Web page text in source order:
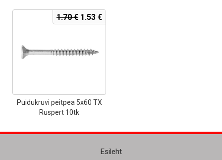
Puidukruvi peitpea 5x60 TX
Ruspert 10tk
1.70€ Algne
hind
1.53 €Current
price
Esileht